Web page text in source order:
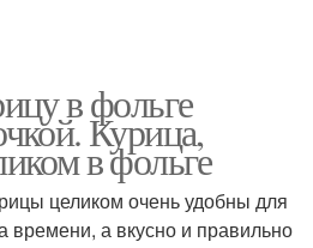
в фольге
Курица,
в фольге
целиком очень удобны для
времени, а вкусно и правильно